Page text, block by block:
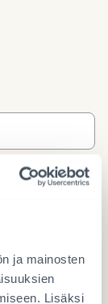
ja mainosten
Lisäksi